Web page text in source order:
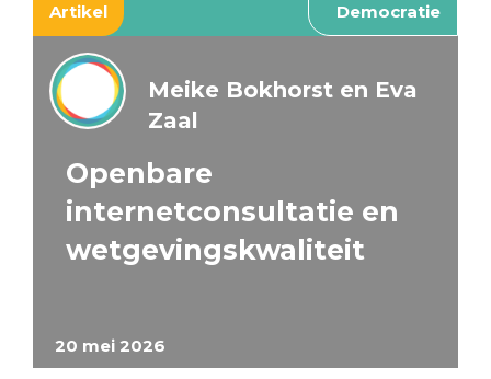
Artikel Democratie
20 mei 2026
Meike Bokhorst en Eva
Zaal
Openbare
internetconsultatie en
wetgevingskwaliteit